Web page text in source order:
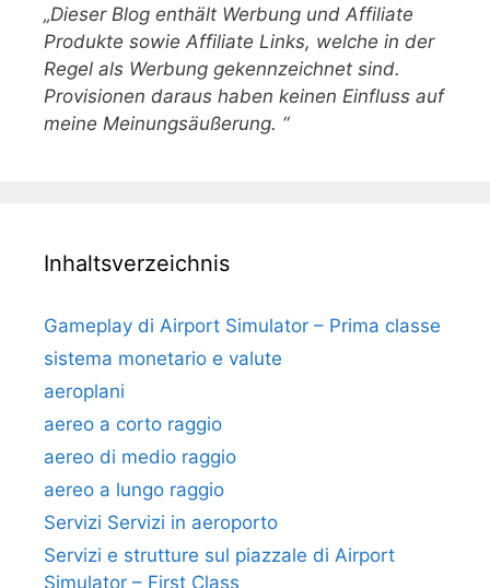
„Dieser Blog enthält Werbung und Affiliate
Produkte sowie Affiliate Links, welche in der
Regel als Werbung gekennzeichnet sind.
Provisionen daraus haben keinen Einfluss auf
meine Meinungsäußerung. “
Inhaltsverzeichnis
Gameplay di Airport Simulator – Prima classe
sistema monetario e valute
aeroplani
aereo a corto raggio
aereo di medio raggio
aereo a lungo raggio
Servizi Servizi in aeroporto
Servizi e strutture sul piazzale di Airport
Simulator – First Class